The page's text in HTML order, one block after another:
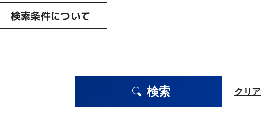
検索条件について
検索 クリア